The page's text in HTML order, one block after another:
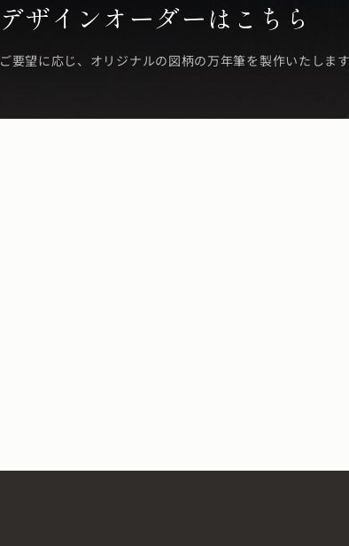
デザインオーダーはこちら
ご要望に応じ、オリジナルの図柄の万年筆を製作いたしま